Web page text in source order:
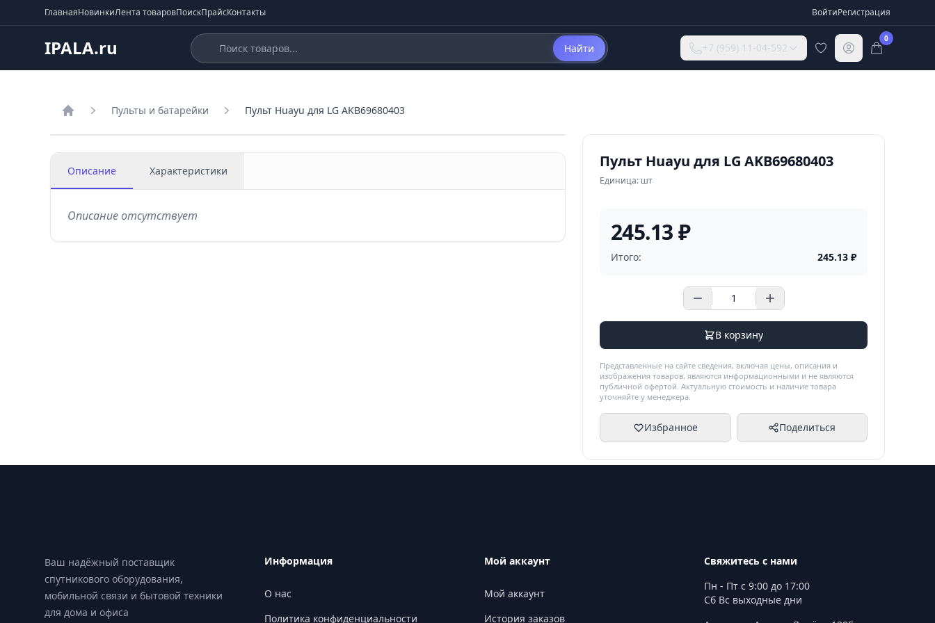
ГлавнаяНовинкиЛента товаровПоискПрайсКонтакты ВойтиРегистрация
IPALA.ru Найти +7 (959) 11-04-592
0
Пульты и батарейки Пульт Huayu для LG AKB69680403
Пульт Huayu для LG AKB69680403
Единица: шт
245.13 ₽
Итого: 245.13 ₽
В корзину
Представленные на сайте сведения, включая цены, описания и
изображения товаров, являются информационными и не являются
публичной офертой. Актуальную стоимость и наличие товара
уточняйте у менеджера.
Избранное Поделиться
Описание Характеристики
Описание отсутствует
Ваш надёжный поставщик
спутникового оборудования,
мобильной связи и бытовой техники
для дома и офиса
Информация
О нас
Политика конфиденциальности
Мой аккаунт
Мой аккаунт
История заказов
Свяжитесь с нами
Пн - Пт с 9:00 до 17:00
Сб Вс выходные дни